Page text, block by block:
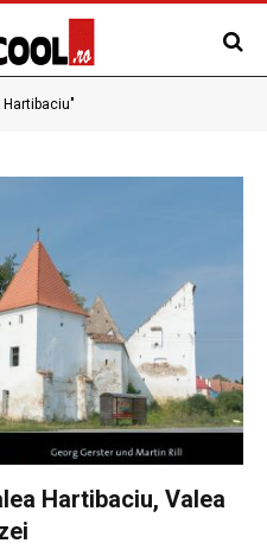
Hartibaciu"
Hartibaciu, Valea